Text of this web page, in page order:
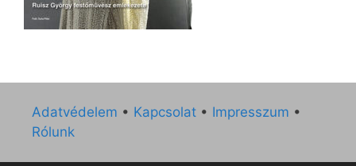
Adatvédelem • Kapcsolat • Impresszum •
Rólunk